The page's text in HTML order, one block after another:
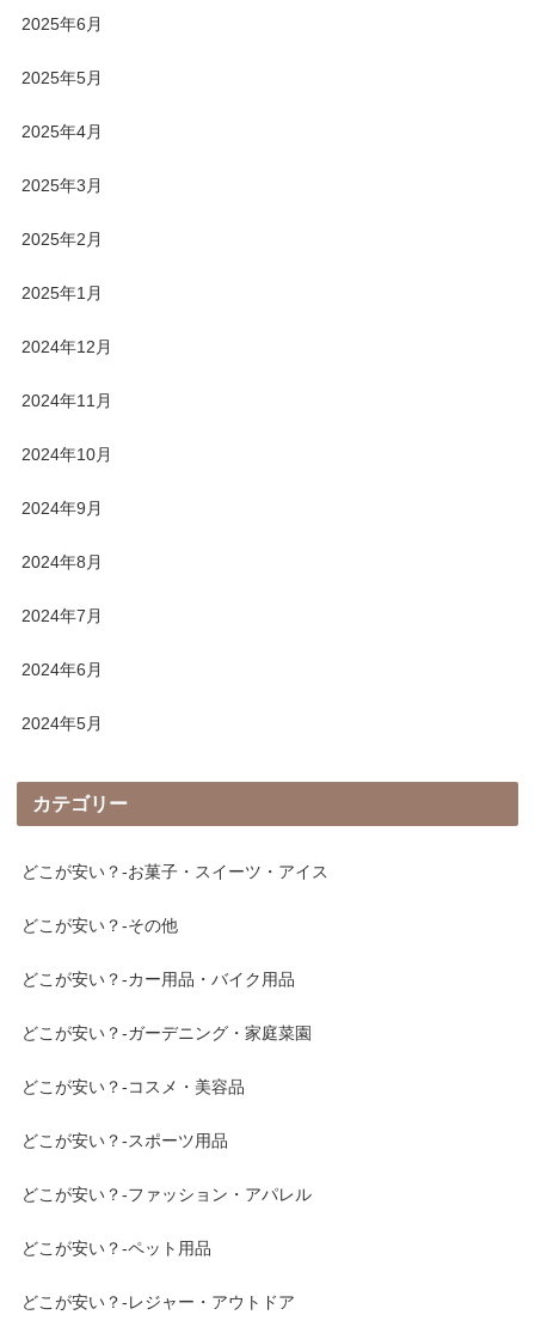
2025年6月
2025年5月
2025年4月
2025年3月
2025年2月
2025年1月
2024年12月
2024年11月
2024年10月
2024年9月
2024年8月
2024年7月
2024年6月
2024年5月
カテゴリー
どこが安い？-お菓子・スイーツ・アイス
どこが安い？-その他
どこが安い？-カー用品・バイク用品
どこが安い？-ガーデニング・家庭菜園
どこが安い？-コスメ・美容品
どこが安い？-スポーツ用品
どこが安い？-ファッション・アパレル
どこが安い？-ペット用品
どこが安い？-レジャー・アウトドア